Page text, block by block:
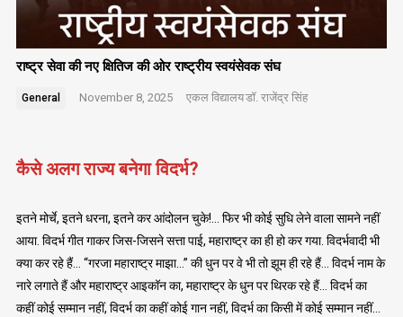
राष्ट्र सेवा की नए क्षितिज की ओर राष्ट्रीय स्वयंसेवक संघ
General November 8, 2025 एकल विद्यालयडॉ. राजेंद्र सिंह
कैसे अलग राज्य बनेगा विदर्भ?
इतने मोर्चे, इतने धरना, इतने कर आंदोलन चुके!… फिर भी कोई सुधि लेने वाला सामने नहीं
आया. विदर्भ गीत गाकर जिस-जिसने सत्ता पाई, महाराष्ट्र का ही हो कर गया. विदर्भवादी भी
क्या कर रहे हैं… “गरजा महाराष्ट्र माझा…” की धुन पर वे भी तो झूम ही रहे हैं… विदर्भ नाम के
नारे लगाते हैं और महाराष्ट्र आइकॉन का, महाराष्ट्र के धुन पर थिरक रहे हैं… विदर्भ का
कहीं कोई सम्मान नहीं, विदर्भ का कहीं कोई गान नहीं, विदर्भ का किसी में कोई सम्मान नहीं…